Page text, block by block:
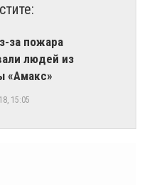
за пожара
людей из
«Амакс»
15:05